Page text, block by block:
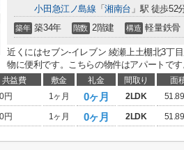
小田急江ノ島線 「湘南台 」駅 徒歩52
築年 築34年 階数 2階建 構造 軽量鉄骨
近くにはセブン‐イレブン 綾瀬上土棚北3丁
物に便利です。こちらの物件はアパートで
共益費 敷金 礼金 間取り 面
円 1ヶ月 0ヶ月 2LDK
円 1ヶ月 0ヶ月 2LDK